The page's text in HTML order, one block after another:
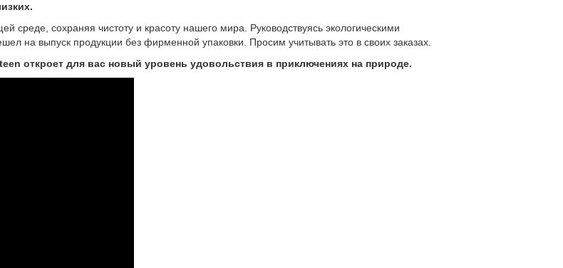
среде, сохраняя чистоту и красоту нашего мира. Руководствуясь экологическими
на выпуск продукции без фирменной упаковки. Просим учитывать это в своих заказах.
откроет для вас новый уровень удовольствия в приключениях на природе.